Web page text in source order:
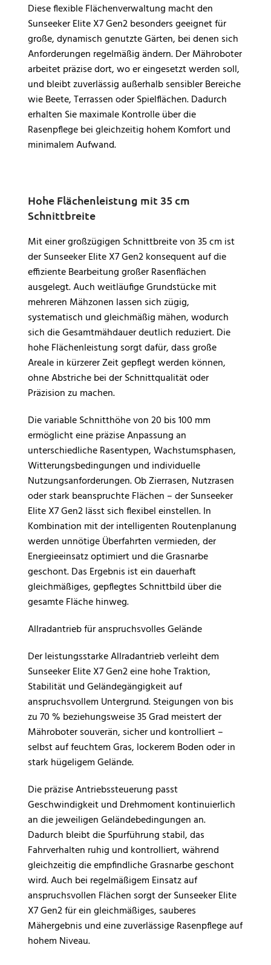
Diese flexible Flächenverwaltung macht den
Sunseeker Elite X7 Gen2 besonders geeignet für
große, dynamisch genutzte Gärten, bei denen sich
Anforderungen regelmäßig ändern. Der Mähroboter
arbeitet präzise dort, wo er eingesetzt werden soll,
und bleibt zuverlässig außerhalb sensibler Bereiche
wie Beete, Terrassen oder Spielflächen. Dadurch
erhalten Sie maximale Kontrolle über die
Rasenpflege bei gleichzeitig hohem Komfort und
minimalem Aufwand.
Hohe Flächenleistung mit 35 cm
Schnittbreite
Mit einer großzügigen Schnittbreite von 35 cm ist
der Sunseeker Elite X7 Gen2 konsequent auf die
effiziente Bearbeitung großer Rasenflächen
ausgelegt. Auch weitläufige Grundstücke mit
mehreren Mähzonen lassen sich zügig,
systematisch und gleichmäßig mähen, wodurch
sich die Gesamtmähdauer deutlich reduziert. Die
hohe Flächenleistung sorgt dafür, dass große
Areale in kürzerer Zeit gepflegt werden können,
ohne Abstriche bei der Schnittqualität oder
Präzision zu machen.
Die variable Schnitthöhe von 20 bis 100 mm
ermöglicht eine präzise Anpassung an
unterschiedliche Rasentypen, Wachstumsphasen,
Witterungsbedingungen und individuelle
Nutzungsanforderungen. Ob Zierrasen, Nutzrasen
oder stark beanspruchte Flächen – der Sunseeker
Elite X7 Gen2 lässt sich flexibel einstellen. In
Kombination mit der intelligenten Routenplanung
werden unnötige Überfahrten vermieden, der
Energieeinsatz optimiert und die Grasnarbe
geschont. Das Ergebnis ist ein dauerhaft
gleichmäßiges, gepflegtes Schnittbild über die
gesamte Fläche hinweg.
Allradantrieb für anspruchsvolles Gelände
Der leistungsstarke Allradantrieb verleiht dem
Sunseeker Elite X7 Gen2 eine hohe Traktion,
Stabilität und Geländegängigkeit auf
anspruchsvollem Untergrund. Steigungen von bis
zu 70 % beziehungsweise 35 Grad meistert der
Mähroboter souverän, sicher und kontrolliert –
selbst auf feuchtem Gras, lockerem Boden oder in
stark hügeligem Gelände.
Die präzise Antriebssteuerung passt
Geschwindigkeit und Drehmoment kontinuierlich
an die jeweiligen Geländebedingungen an.
Dadurch bleibt die Spurführung stabil, das
Fahrverhalten ruhig und kontrolliert, während
gleichzeitig die empfindliche Grasnarbe geschont
wird. Auch bei regelmäßigem Einsatz auf
anspruchsvollen Flächen sorgt der Sunseeker Elite
X7 Gen2 für ein gleichmäßiges, sauberes
Mähergebnis und eine zuverlässige Rasenpflege auf
hohem Niveau.